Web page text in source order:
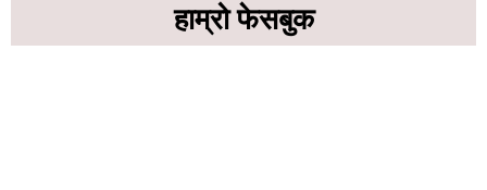
हाम्रो फेसबुक